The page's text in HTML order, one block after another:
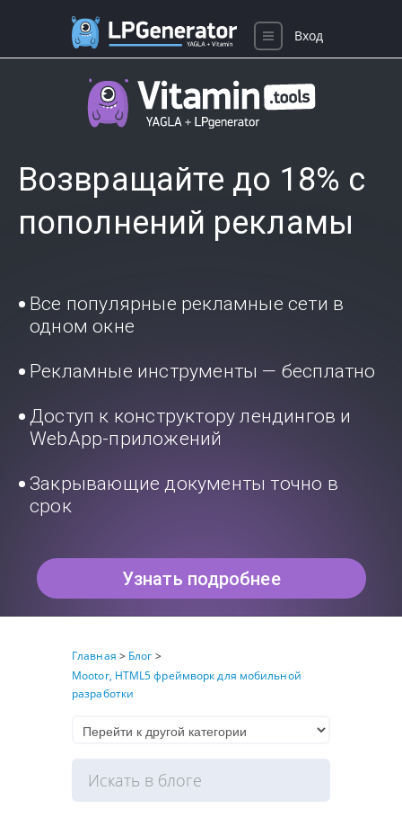
Возвращайте до 18% с
пополнений рекламы
Все популярные рекламные сети в
одном окне
Рекламные инструменты — бесплатно
Доступ к конструктору лендингов и
WebApp-приложений
Закрывающие документы точно в
срок
Узнать подробнее
Главная > Блог >
Mootor, HTML5 фреймворк для мобильной
разработки
Вход